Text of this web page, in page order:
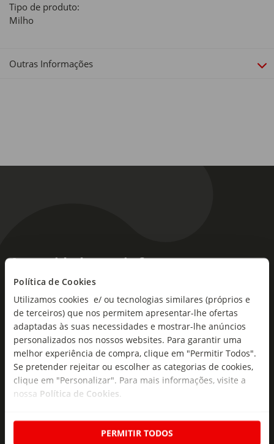
Política de Cookies
Utilizamos cookies e/ ou tecnologias similares (próprios e
de terceiros) que nos permitem apresentar-lhe ofertas
adaptadas às suas necessidades e mostrar-lhe anúncios
personalizados nos nossos websites. Para garantir uma
melhor experiência de compra, clique em "Permitir Todos".
Se pretender rejeitar ou escolher as categorias de cookies,
clique em "Personalizar". Para mais informações, visite a
nossa Política de Cookies
PERMITIR TODOS
Tipo de produto:
Milho
Outras Informações
As novidades mais frescas no
seu e-mail!
Subscreva e descubra campanhas exclusivas,
ofertas e novidades para si.
Insira o seu e-
mail
Subscrever